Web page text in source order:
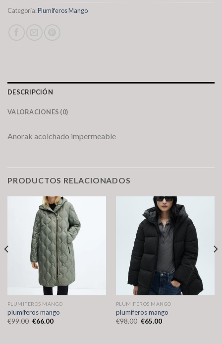
Categoría:Plumiferos Mango
DESCRIPCIÓN
VALORACIONES (0)
Anorak acolchado impermeable
PRODUCTOS RELACIONADOS
PLUMIFEROS MANGO
plumiferos mango
€99.00 €66.00
PLUMIFEROS MANGO
plumiferos mango
€98.00 €65.00